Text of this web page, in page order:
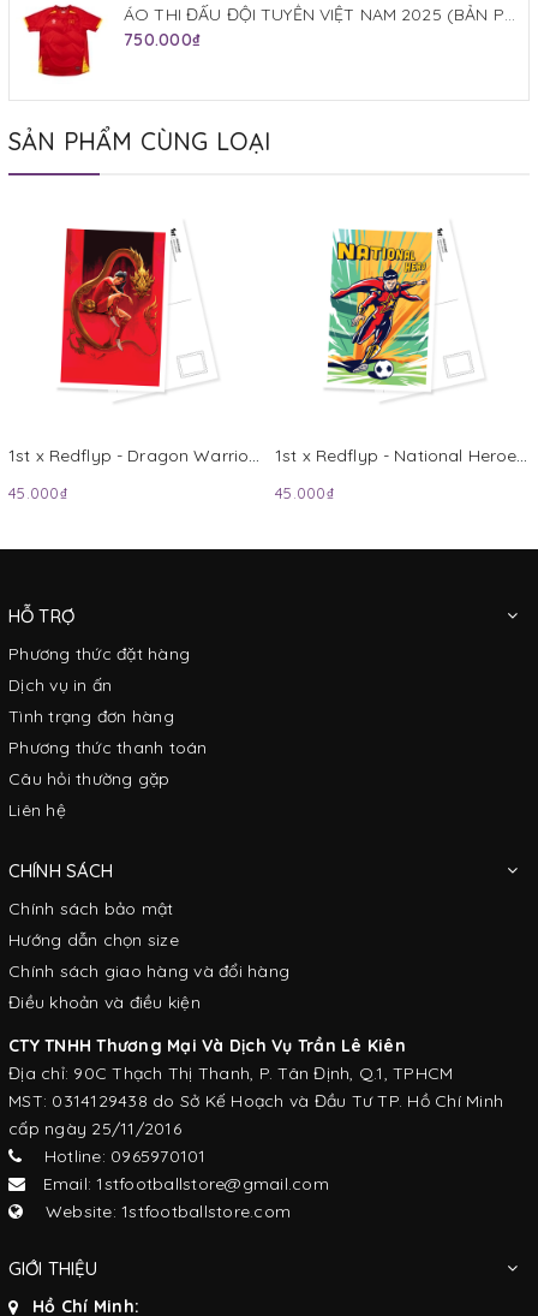
750.000₫
SẢN PHẨM CÙNG LOẠI
45.000₫ 45.000₫
HỖ TRỢ
Phương thức đặt hàng
Dịch vụ in ấn
Tình trạng đơn hàng
Phương thức thanh toán
Câu hỏi thường gặp
Liên hệ
CHÍNH SÁCH
Chính sách bảo mật
Hướng dẫn chọn size
Chính sách giao hàng và đổi hàng
Điều khoản và điều kiện
CTY TNHH Thương Mại Và Dịch Vụ Trần Lê Kiên
Địa chỉ: 90C Thạch Thị Thanh, P. Tân Định, Q.1, TPHCM
MST: 0314129438 do Sở Kế Hoạch và Đầu Tư TP. Hồ Chí Minh
cấp ngày 25/11/2016
Hotline: 0965970101
Email: 1stfootballstore@gmail.com
Website: 1stfootballstore.com
GIỚI THIỆU
Hồ Chí Minh: